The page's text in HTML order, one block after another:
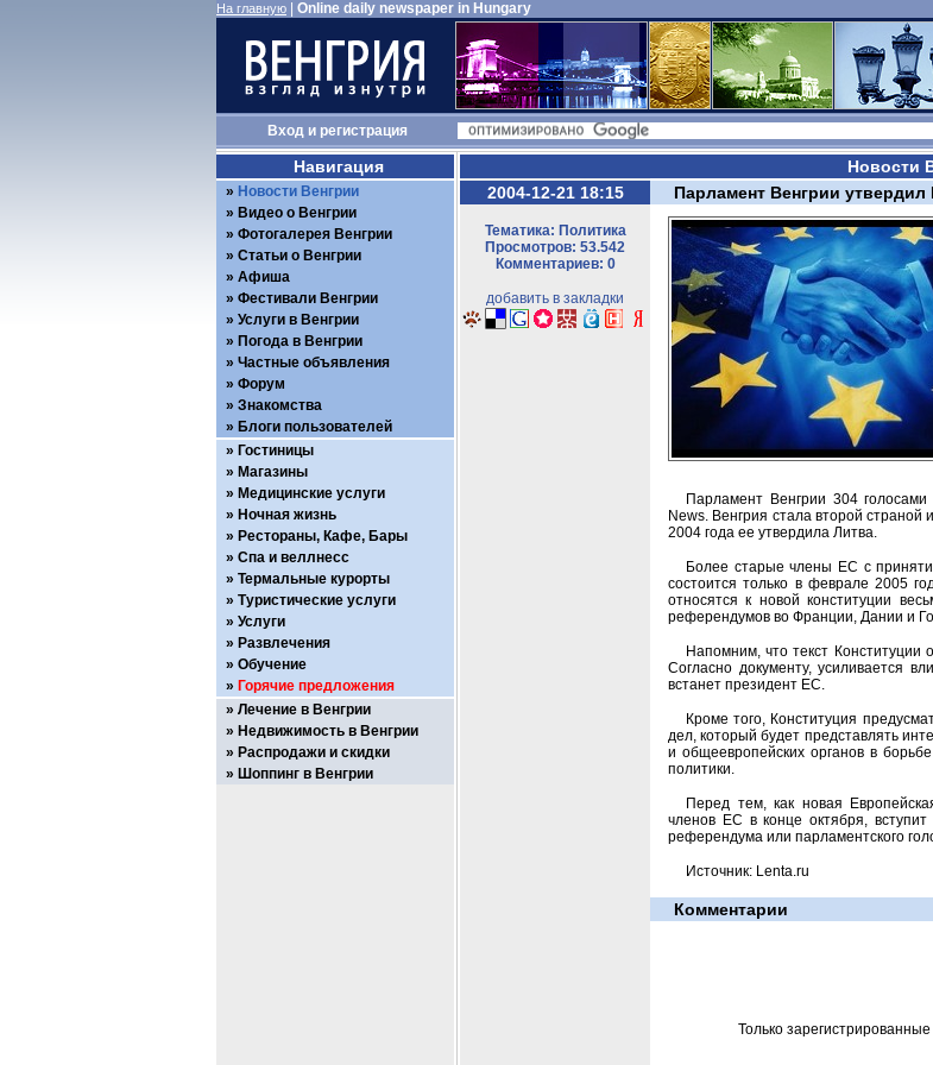
На главную Online daily newspaper in Hungary
Входи регистрация
Новости
2004-12-21 18:15
Тематика: Политика
Просмотров: 53.542
Комментариев: 0
добавить в закладки
Парламент Венгрии
Парламент Венгрии 304
News. Венгрия стала второй
2004 года ее утвердила Литва.
Более старые члены ЕС с
состоится только в феврале 2005
относятся к новой конституции
референдумов во Франции, Дании и
Напомним, что текст
Согласно документу, усиливается
встанет президент ЕС.
Кроме того, Конституция
дел, который будет представлять
и общеевропейских органов в
политики.
Перед тем, как новая
членов ЕС в конце октября,
референдума или парламентского
Источник: Lenta.ru
Комментарии
Только
Навигация
Новости Венгрии
Видео о Венгрии
Фотогалерея Венгрии
Статьи о Венгрии
Афиша
Фестивали Венгрии
Услуги в Венгрии
Погода в Венгрии
Частные объявления
Форум
Знакомства
Блоги пользователей
Гостиницы
Магазины
Медицинские услуги
Ночная жизнь
Рестораны, Кафе, Бары
Спа и веллнесс
Термальные курорты
Туристические услуги
Услуги
Развлечения
Обучение
Горячие предложения
Лечение в Венгрии
Недвижимость в Венгрии
Распродажи и скидки
Шоппинг в Венгрии